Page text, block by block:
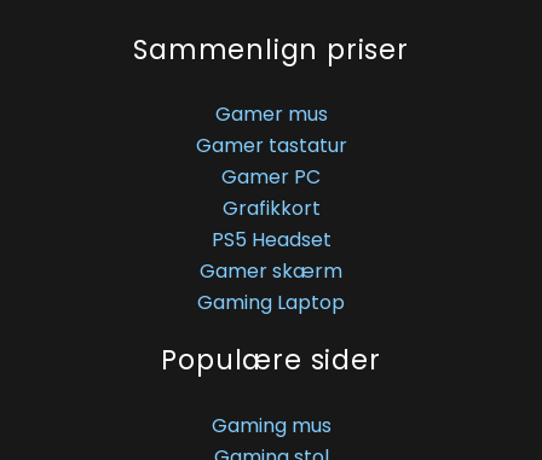
Sammenlign priser
Gamer mus
Gamer tastatur
Gamer PC
Grafikkort
PS5 Headset
Gamer skærm
Gaming Laptop
Populære sider
Gaming mus